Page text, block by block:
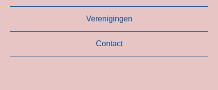
Verenigingen
Contact